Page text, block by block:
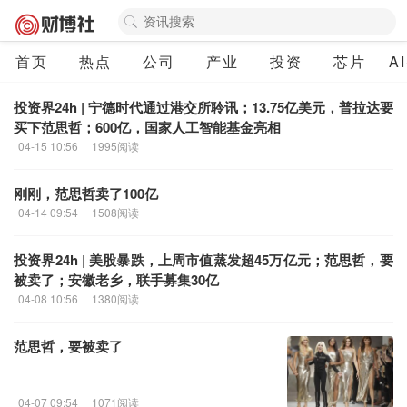
首页 热点 公司 产业 投资 芯片
投资界24h | 宁德时代通过港交所聆讯；13.75亿美元，普拉达要
买下范思哲 ；600亿，国家人工智能基金亮相
04-15 10:56 1995阅读
刚刚， 范思哲卖了100亿
04-14 09:54 1508阅读
投资界24h | 美股暴跌，上周市值蒸发超45万亿元； 范思哲 ，要
被卖了；安徽老乡，联手募集30亿
04-08 10:56 1380阅读
范思哲 ，要被卖了
04-07 09:54 1071阅读